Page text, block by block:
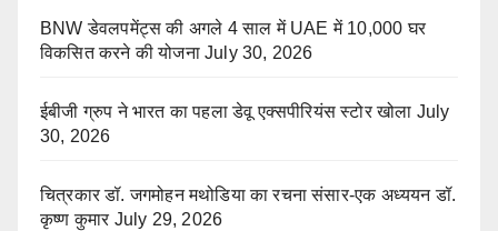
BNW डेवलपमेंट्स की अगले 4 साल में UAE में 10,000 घर
विकसित करने की योजना July 30, 2026
ईबीजी ग्रुप ने भारत का पहला डेवू एक्सपीरियंस स्टोर खोला July
30, 2026
चित्रकार डॉ. जगमोहन मथोडिया का रचना संसार-एक अध्ययन डॉ.
कृष्ण कुमार July 29, 2026